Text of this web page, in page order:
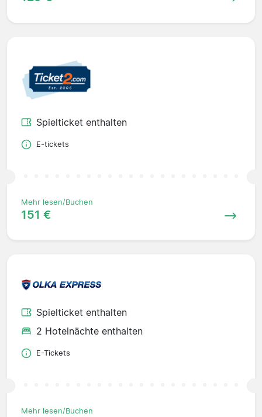
Spielticket enthalten
E-tickets
Mehr lesen/Buchen
151 €
Spielticket enthalten
2 Hotelnächte enthalten
E-Tickets
Mehr lesen/Buchen